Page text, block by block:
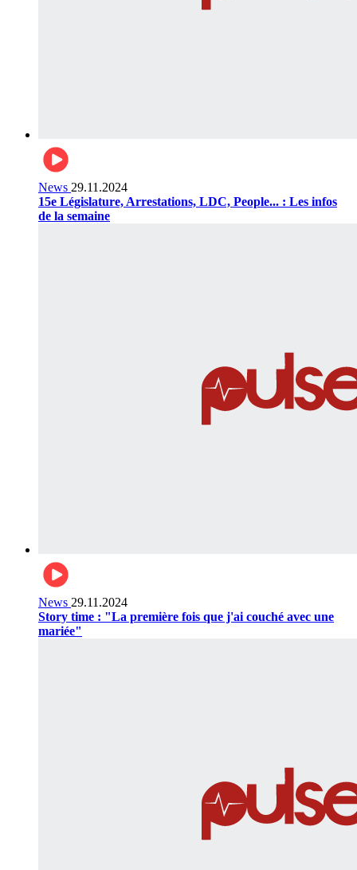
News 29.11.2024
15e Législature, Arrestations, LDC, People... : Les infos
de la semaine
News 29.11.2024
Story time : "La première fois que j'ai couché avec une
mariée"